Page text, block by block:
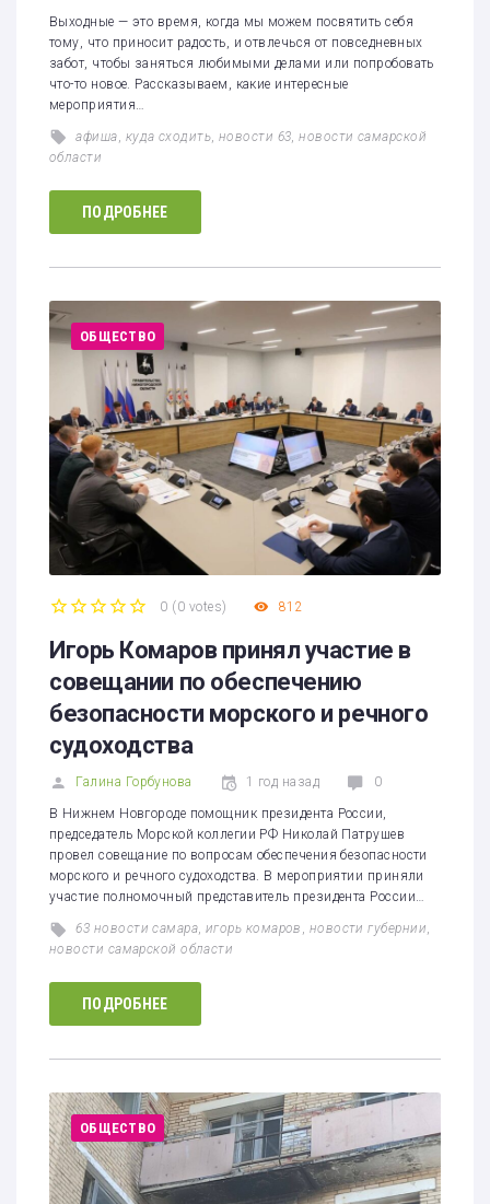
Выходные — это время, когда мы можем посвятить себя
тому, что приносит радость, и отвлечься от повседневных
забот, чтобы заняться любимыми делами или попробовать
что-то новое. Рассказываем, какие интересные
мероприятия…
афиша, куда сходить, новости 63,новости самарской
области
ПОДРОБНЕЕ
ОБЩЕСТВО
0 ( 0 votes) 812
Игорь Комаров принял участие в
совещании по обеспечению
безопасности морского и речного
судоходства
Галина Горбунова 1 год назад 0
В Нижнем Новгороде помощник президента России,
председатель Морской коллегии РФ Николай Патрушев
провел совещание по вопросам обеспечения безопасности
морского и речного судоходства. В мероприятии приняли
участие полномочный представитель президента России…
63 новости самара,игорь комаров , новости губернии,
новости самарской области
ПОДРОБНЕЕ
ОБЩЕСТВО